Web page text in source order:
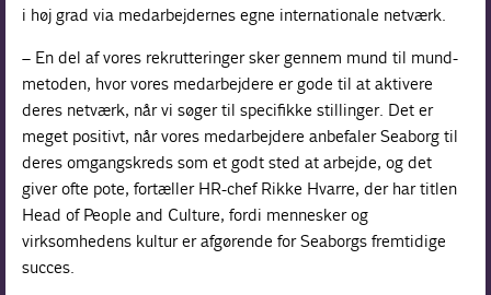
i høj grad via medarbejdernes egne internationale netværk.
– En del af vores rekrutteringer sker gennem mund til mund-
metoden, hvor vores medarbejdere er gode til at aktivere
deres netværk, når vi søger til specifikke stillinger. Det er
meget positivt, når vores medarbejdere anbefaler Seaborg til
deres omgangskreds som et godt sted at arbejde, og det
giver ofte pote, fortæller HR-chef Rikke Hvarre, der har titlen
Head of People and Culture, fordi mennesker og
virksomhedens kultur er afgørende for Seaborgs fremtidige
succes.